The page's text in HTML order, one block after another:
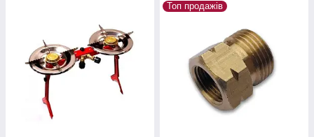
Топ продажів